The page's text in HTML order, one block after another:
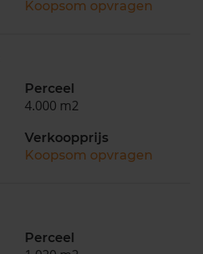
Koopsom opvragen
Perceel
4.000 m2
Verkoopprijs
Koopsom opvragen
Perceel